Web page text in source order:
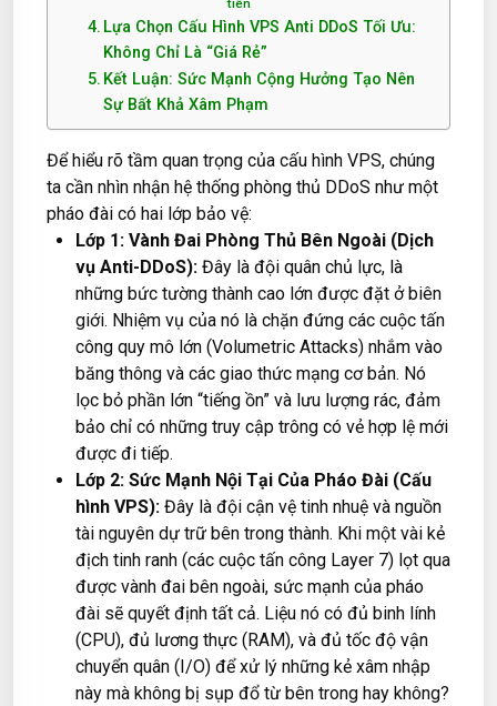
Lựa Chọn Cấu Hình VPS Anti DDoS Tối Ưu:
Không Chỉ Là “Giá Rẻ”
Kết Luận: Sức Mạnh Cộng Hưởng Tạo Nên
Sự Bất Khả Xâm Phạm
Để hiểu rõ tầm quan trọng của cấu hình VPS, chúng
ta cần nhìn nhận hệ thống phòng thủ DDoS như một
pháo đài có hai lớp bảo vệ:
Lớp 1: Vành Đai Phòng Thủ Bên Ngoài (Dịch
vụ Anti-DDoS):Đây là đội quân chủ lực, là
những bức tường thành cao lớn được đặt ở biên
giới. Nhiệm vụ của nó là chặn đứng các cuộc tấn
công quy mô lớn (Volumetric Attacks) nhắm vào
băng thông và các giao thức mạng cơ bản. Nó
lọc bỏ phần lớn “tiếng ồn” và lưu lượng rác, đảm
bảo chỉ có những truy cập trông có vẻ hợp lệ mới
được đi tiếp.
Lớp 2: Sức Mạnh Nội Tại Của Pháo Đài (Cấu
hình VPS):Đây là đội cận vệ tinh nhuệ và nguồn
tài nguyên dự trữ bên trong thành. Khi một vài kẻ
địch tinh ranh (các cuộc tấn công Layer 7) lọt qua
được vành đai bên ngoài, sức mạnh của pháo
đài sẽ quyết định tất cả. Liệu nó có đủ binh lính
(CPU), đủ lương thực (RAM), và đủ tốc độ vận
chuyển quân (I/O) để xử lý những kẻ xâm nhập
này mà không bị sụp đổ từ bên trong hay không?